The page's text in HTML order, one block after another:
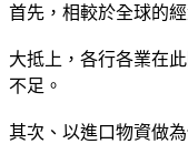
首先，相較於全球的
大抵上，各行各業在
不足。
其次、以進口物資做